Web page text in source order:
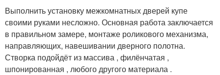
Выполнить установку межкомнатных дверей купе
своими руками несложно. Основная работа заключается
в правильном замере, монтаже роликового механизма,
направляющих, навешивании дверного полотна.
Створка подойдёт из массива , филёнчатая ,
шпонированная , любого другого материала .